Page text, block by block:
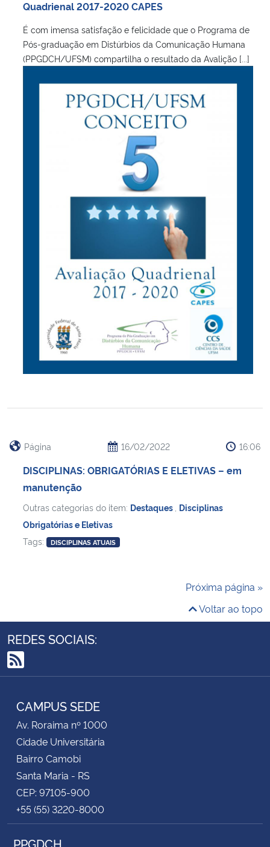
Quadrienal 2017-2020 CAPES
É com imensa satisfação e felicidade que o Programa de
Pós-graduação em Distúrbios da Comunicação Humana
(PPGDCH/UFSM) compartilha o resultado da Avalição [...]
Página 16/02/2022 16:06
DISCIPLINAS: OBRIGATÓRIAS E ELETIVAS – em
manutenção
Outras categorias do item: Destaques Disciplinas
Obrigatórias e Eletivas
Tags:
DISCIPLINAS ATUAIS
Próxima página »
Voltar ao topo
REDES SOCIAIS:
RSS
CAMPUS SEDE
Av. Roraima nº 1000
Cidade Universitária
Bairro Camobi
Santa Maria - RS
CEP: 97105-900
+55 (55) 3220-8000
PPGDCH